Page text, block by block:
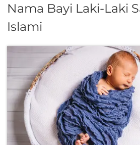
Nama Bayi Laki-Laki
Islami